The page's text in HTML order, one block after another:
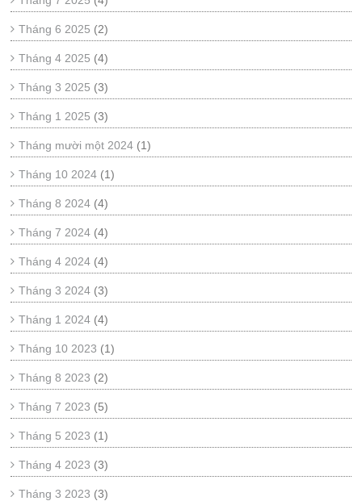
Tháng 6 2025 (2)
Tháng 4 2025 (4)
Tháng 3 2025 (3)
Tháng 1 2025 (3)
Tháng mười một 2024 (1)
Tháng 10 2024 (1)
Tháng 8 2024 (4)
Tháng 7 2024 (4)
Tháng 4 2024 (4)
Tháng 3 2024 (3)
Tháng 1 2024 (4)
Tháng 10 2023 (1)
Tháng 8 2023 (2)
Tháng 7 2023 (5)
Tháng 5 2023 (1)
Tháng 4 2023 (3)
Tháng 3 2023 (3)